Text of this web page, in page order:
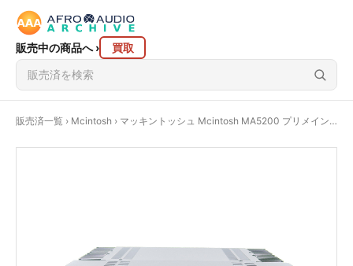
販売中の商品へ› 買取
販売済一覧 › Mcintosh › マッキントッシュ Mcintosh MA5200 プリメインアンプ 【元箱】 @52612